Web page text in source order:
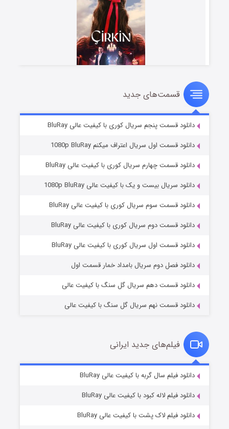
سریال زشت
قسمت۵ (زیرنویس) منتشر شد
وستی ها
قسمت۱ (زیرنویس) منتشر شد
قسمت۶ (زیرنویس) منتشر شد
قسمت‌های جدید
دانلود قسمت پنجم سریال کوری با کیفیت عالی BluRay
دانلود قسمت اول سریال اعتراف میکنم 1080p BluRay
دانلود قسمت چهارم سریال کوری با کیفیت عالی BluRay
دانلود سریال بیست و یک با کیفیت عالی 1080p BluRay
دانلود قسمت سوم سریال کوری با کیفیت عالی BluRay
دانلود قسمت دوم سریال کوری با کیفیت عالی BluRay
دانلود قسمت اول سریال کوری با کیفیت عالی BluRay
دانلود فصل دوم سریال بامداد خمار قسمت اول
دانلود قسمت دهم سریال گل سنگ با کیفیت عالی
دانلود قسمت نهم سریال گل سنگ با کیفیت عالی
فیلم‌های جدید ایرانی
دانلود فیلم سال گربه با کیفیت عالی BluRay
دانلود فیلم لاله کبود با کیفیت عالی BluRay
دانلود فیلم لاک پشت با کیفیت عالی BluRay